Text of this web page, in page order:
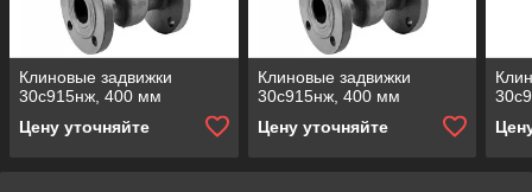
Клиновые задвижки
30с915нж, 400 мм
Цену уточняйте
Клиновые задвижки
30с915нж, 400 мм
Цену уточняйте